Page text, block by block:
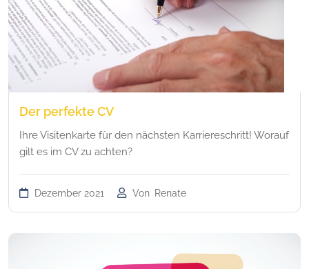
Der perfekte CV
Ihre Visitenkarte für den nächsten Karriereschritt! Worauf
gilt es im CV zu achten?
Dezember 2021 Von Renate